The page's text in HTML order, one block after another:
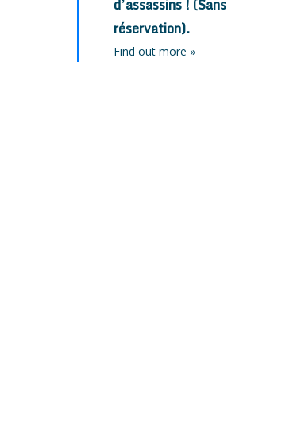
d’assassins ! (Sans
réservation).
Find out more »